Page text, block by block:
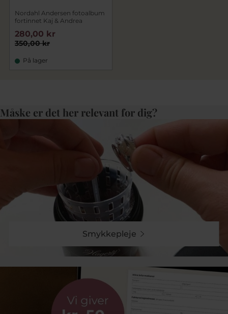
Nordahl Andersen fotoalbum
fortinnet Kaj & Andrea
350,00 kr
280,00 kr
På lager
Måske er det her relevant for dig?
Smykkepleje